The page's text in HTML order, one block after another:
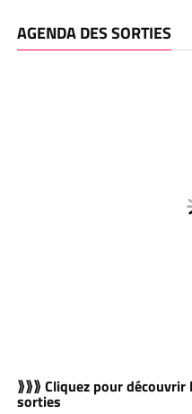
AGENDA DES SORTIES
⟫⟫⟫ Cliquez pour
sorties